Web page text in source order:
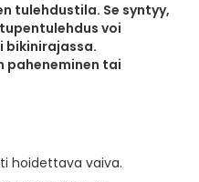
tulehdustila. Se syntyy,
voi
bikinirajassa.
paheneminen tai
hoidettava vaiva.